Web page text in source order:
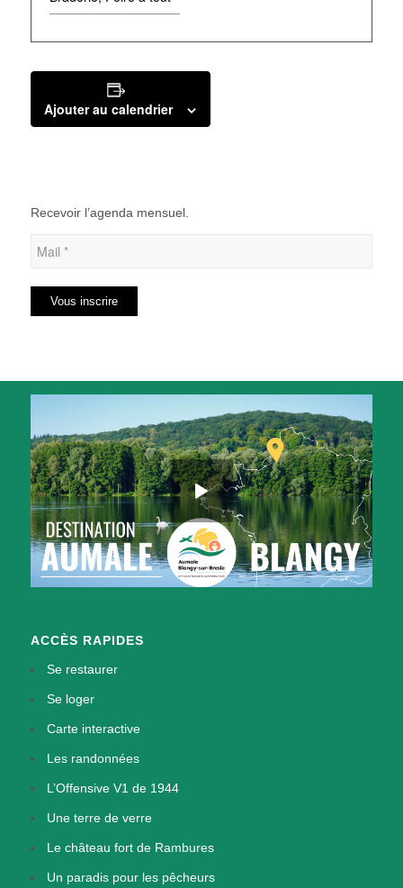
Ajouter au calendrier
Recevoir l’agenda mensuel.
ACCÈS RAPIDES
Se restaurer
Se loger
Carte interactive
Les randonnées
L’Offensive V1 de 1944
Une terre de verre
Le château fort de Rambures
Un paradis pour les pêcheurs